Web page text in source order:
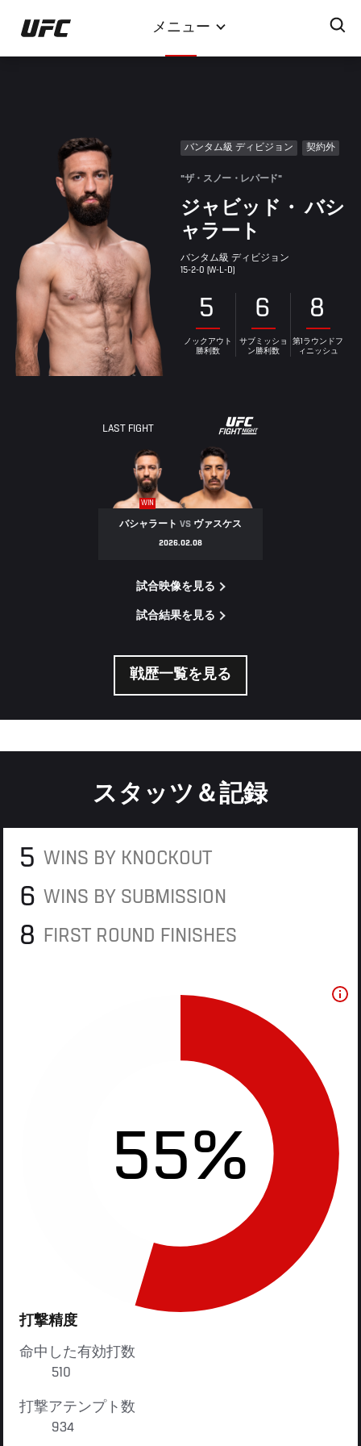
イ
ン
メニュー
バンタム級 ディビジョン 契約外
"ザ・スノー・レパード"
ジャビッド・ バシ
ャラート
バンタム級 ディビジョン
15-2-0 (W-L-D)
5
ノックアウト
勝利数
6
サブミッショ
ン勝利数
8
第1ラウンドフ
ィニッシュ
LAST FIGHT
WIN
バシャラート VSヴァスケス
2026.02.08
試合映像を見る
試合結果を見る
戦歴一覧を見る
スタッツ＆記録
5 WINS BY KNOCKOUT
6 WINS BY SUBMISSION
8 FIRST ROUND FINISHES
55%
打撃精度
命中した有効打数
510
打撃アテンプト数
934